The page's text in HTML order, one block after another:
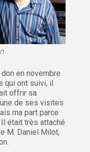
en novembre
qui ont suivi, il
offrir sa
de ses visites
ma part parce
Il était très attaché
M. Daniel Milot,